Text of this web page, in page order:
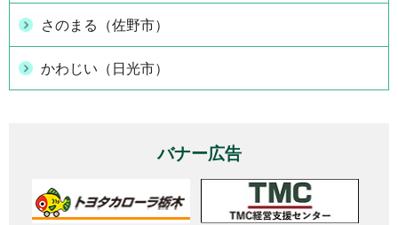
さのまる（佐野市）
かわじい（日光市）
バナー広告